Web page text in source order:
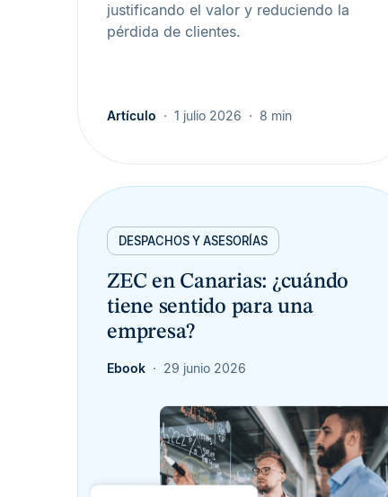
justificando el valor y reduciendo la
pérdida de clientes.
Artículo 1 julio 2026 8 min
DESPACHOS Y ASESORÍAS
ZEC en Canarias: ¿cuándo
tiene sentido para una
empresa?
Ebook 29 junio 2026